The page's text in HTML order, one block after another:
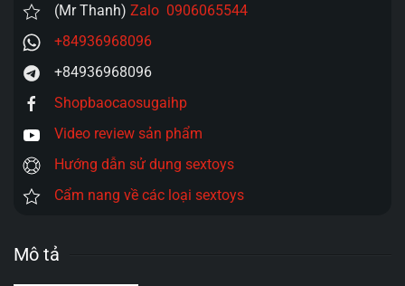
(Mr Thanh) Zalo 0906065544
+84936968096
+84936968096
Shopbaocaosugaihp
Video review sản phẩm
Hướng dẫn sử dụng sextoys
Cẩm nang về các loại sextoys
Mô tả